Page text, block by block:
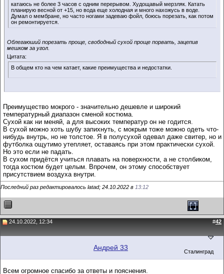
катаюсь не более 3 часов с одним перерывом. Худощавый мерзляк. Катать
планирую весной от +15, но вода еще холодная и много нахожусь в воде.
Думал о мембране, но часто ногами задеваю фойл, боюсь порезать, как потом
он ремонтируется.
Облегаюший порезать проще, свободный сухой проще порвать, зацепив
мешком за угол.
Цитата:
В общем кто на чем катает, какие преимущества и недостатки.
Преимущество мокрого - значительно дешевле и широкий
температурный диапазон сменой костюма.
Сухой как ни меняй, а для высоких температур он не годится.
В сухой можно хоть шубу запихнуть, с мокрым тоже можно одеть что-
нибудь внутрь, но не толстое. Я в полусухой одевал даже свитер, но и
футболка ощутимо утепляет, оставаясь при этом практически сухой.
Но это если не падать.
В сухом придётся учиться плавать на поверхности, а не столбиком,
тогда костюм будет целым. Впрочем, он этому способствует
присутствием воздуха внутри.
Последний раз редактировалось latad; 24.10.2022 в 13:12
24.10.2022, 12:34 #42
Андрей 33 Сталинград
Всем огромное спасибо за ответы и пояснения.